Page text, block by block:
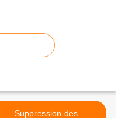
Suppression des